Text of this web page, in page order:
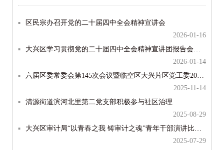
区民宗办召开党的二十届四中全会精神宣讲会
2026-01-16
大兴区学习贯彻党的二十届四中全会精神宣讲团报告会在观音寺街道召开
2026-01-14
六届区委常委会第145次会议暨临空区大兴片区党工委2025年第25次会议召开
2025-11-14
清源街道滨河北里第二党支部积极参与社区治理
2025-08-29
大兴区审计局“以青春之我 铸审计之魂”青年干部演讲比赛成功举办
2025-07-29